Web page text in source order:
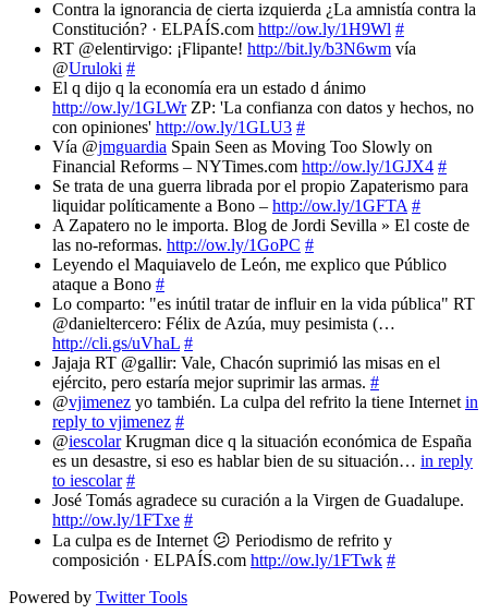
Contra la ignorancia de cierta izquierda ¿La amnistía contra la
Constitución? · ELPAÍS.com http://ow.ly/1H9Wl #
RT @elentirvigo: ¡Flipante! http://bit.ly/b3N6wm vía
@Uruloki #
El q dijo q la economía era un estado d ánimo
http://ow.ly/1GLWrZP: 'La confianza con datos y hechos, no
con opiniones' http://ow.ly/1GLU3 #
Vía @jmguardia Spain Seen as Moving Too Slowly on
Financial Reforms – NYTimes.com http://ow.ly/1GJX4 #
Se trata de una guerra librada por el propio Zapaterismo para
liquidar políticamente a Bono – http://ow.ly/1GFTA #
A Zapatero no le importa. Blog de Jordi Sevilla » El coste de
las no-reformas. http://ow.ly/1GoPC #
Leyendo el Maquiavelo de León, me explico que Público
ataque a Bono #
Lo comparto: "es inútil tratar de influir en la vida pública" RT
@danieltercero: Félix de Azúa, muy pesimista (…
http://cli.gs/uVhaL #
Jajaja RT @gallir: Vale, Chacón suprimió las misas en el
ejército, pero estaría mejor suprimir las armas. #
@vjimenez yo también. La culpa del refrito la tiene Internet in
reply to vjimenez #
@iescolarKrugman dice q la situación económica de España
es un desastre, si eso es hablar bien de su situación… in reply
to iescolar #
José Tomás agradece su curación a la Virgen de Guadalupe.
http://ow.ly/1FTxe #
La culpa es de Internet 😕 Periodismo de refrito y
composición · ELPAÍS.com http://ow.ly/1FTwk #
Powered by Twitter Tools